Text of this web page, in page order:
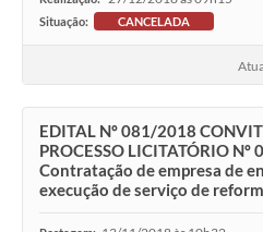
Situação: CANCELADA
EDITAL Nº 081/2018
PROCESSO LICITATÓRIO
Contratação de empresa de
execução de serviço de